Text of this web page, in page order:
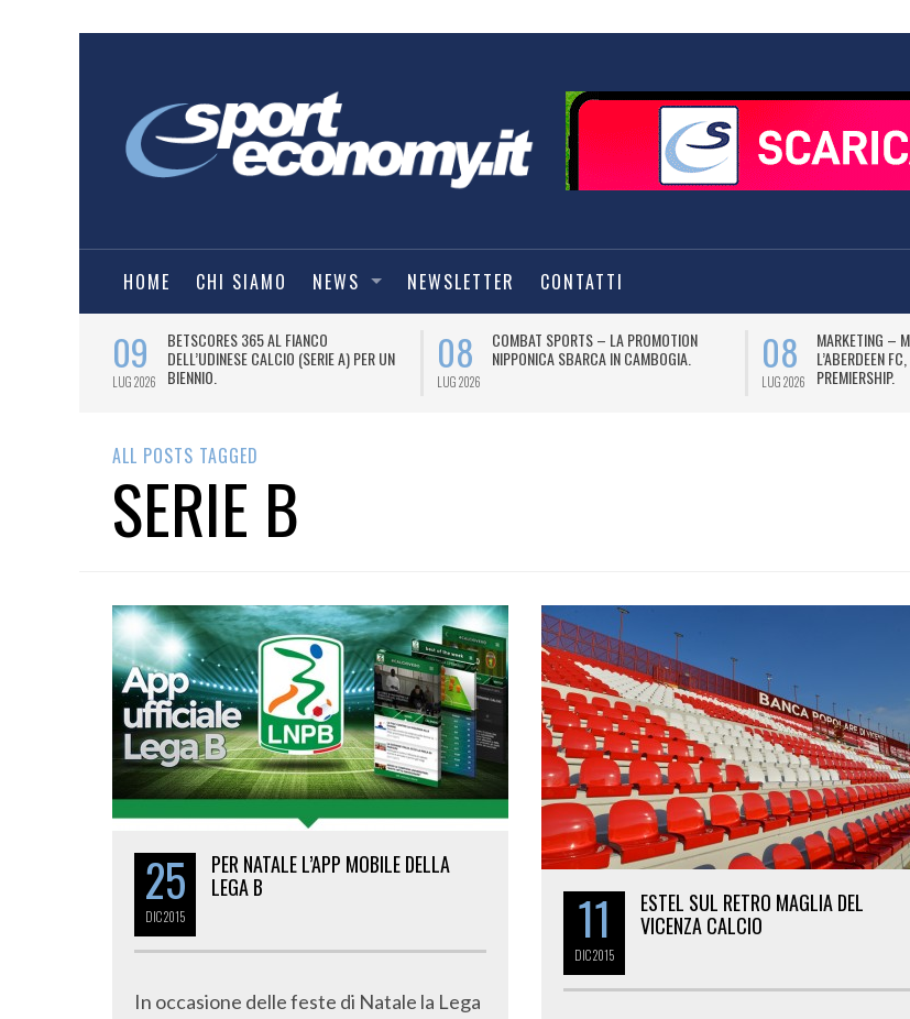
HOME CHI SIAMO NEWS NEWSLETTER CONTATTI
09
LUG 2026
BETSCORES 365 AL FIANCO
DELL’UDINESE CALCIO (SERIE A) PER UN
BIENNIO.
08
LUG 2026
COMBAT SPORTS – LA PROMOTION
NIPPONICA SBARCA IN CAMBOGIA.
08
LUG 2026
MARKETING –
L’ABERDEEN
PREMIERSHIP.
ALL POSTS TAGGED
SERIE B
25
DIC2015
PER NATALE L’APP MOBILE DELLA
LEGA B
In occasione delle feste di Natale la Lega
11
DIC2015
ESTEL SUL RETRO MAGLIA DEL
VICENZA CALCIO